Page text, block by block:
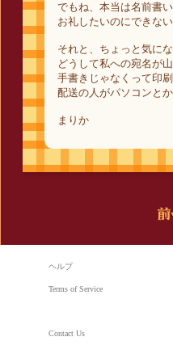
でもね、本当は名前書
お礼したいのにできな
それと、ちょっと気にな
どうして私への宛名が
手書きじゃなくって印
配送の人がパソコンと
まりか
ヘルプ
Terms of Service
Contact Us